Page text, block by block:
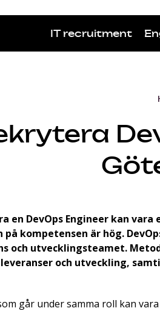
IT recruitment
en DevOps Engineer kan
kompetensen är hög.
och utvecklingsteamet.
och utveckling,
går under samma roll kan